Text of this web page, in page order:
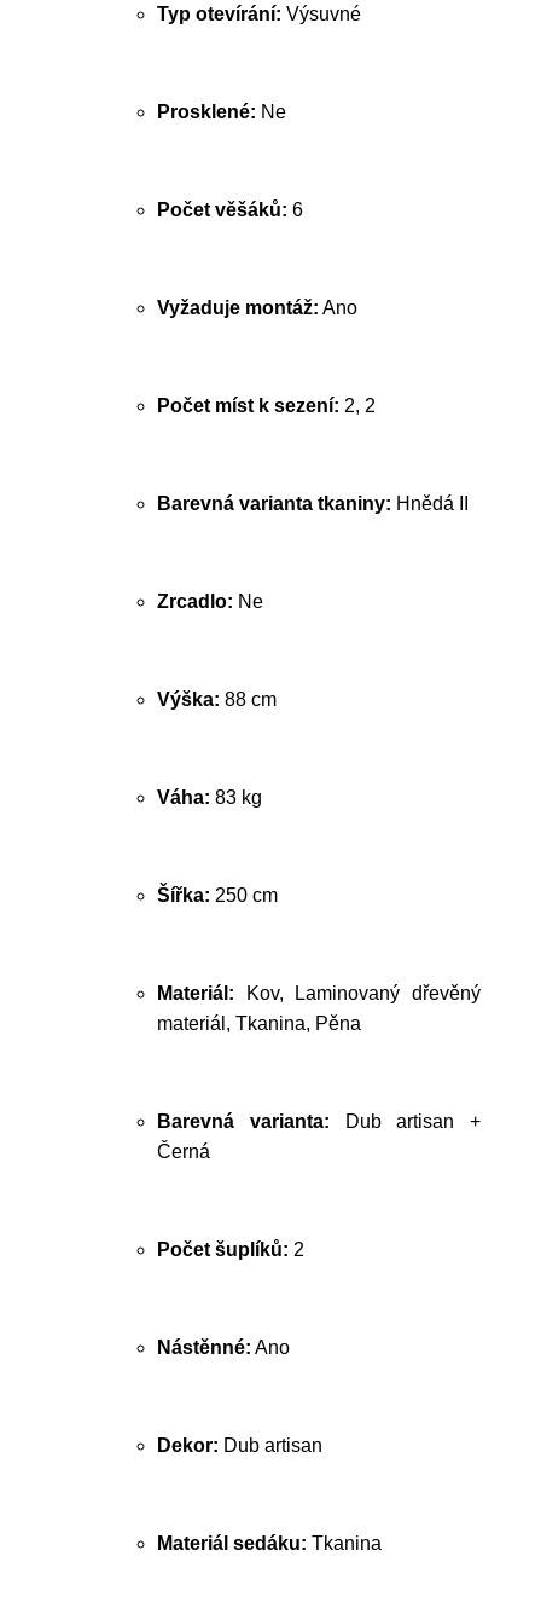
Typ otevírání: Výsuvné
Prosklené: Ne
Počet věšáků: 6
Vyžaduje montáž: Ano
Počet míst k sezení: 2, 2
Barevná varianta tkaniny: Hnědá II
Zrcadlo: Ne
Výška: 88 cm
Váha: 83 kg
Šířka: 250 cm
Materiál: Kov, Laminovaný dřevěný
materiál, Tkanina, Pěna
Barevná varianta: Dub artisan +
Černá
Počet šuplíků: 2
Nástěnné: Ano
Dekor: Dub artisan
Materiál sedáku: Tkanina